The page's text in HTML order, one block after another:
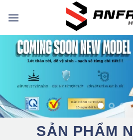
đến
dung
SẢN PHẨM